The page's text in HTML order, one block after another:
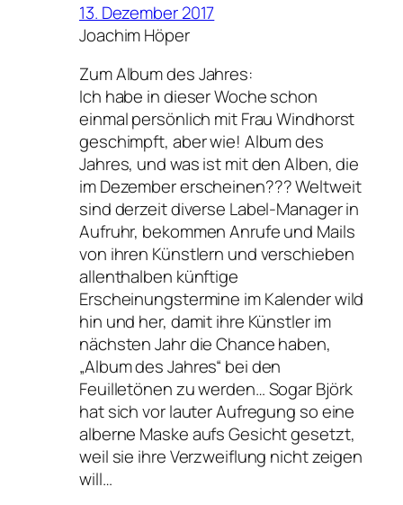
13. Dezember 2017
Joachim Höper
Zum Album des Jahres:
Ich habe in dieser Woche schon
einmal persönlich mit Frau Windhorst
geschimpft, aber wie! Album des
Jahres, und was ist mit den Alben, die
im Dezember erscheinen??? Weltweit
sind derzeit diverse Label-Manager in
Aufruhr, bekommen Anrufe und Mails
von ihren Künstlern und verschieben
allenthalben künftige
Erscheinungstermine im Kalender wild
hin und her, damit ihre Künstler im
nächsten Jahr die Chance haben,
„Album des Jahres“ bei den
Feuilletönen zu werden… Sogar Björk
hat sich vor lauter Aufregung so eine
alberne Maske aufs Gesicht gesetzt,
weil sie ihre Verzweiflung nicht zeigen
will…